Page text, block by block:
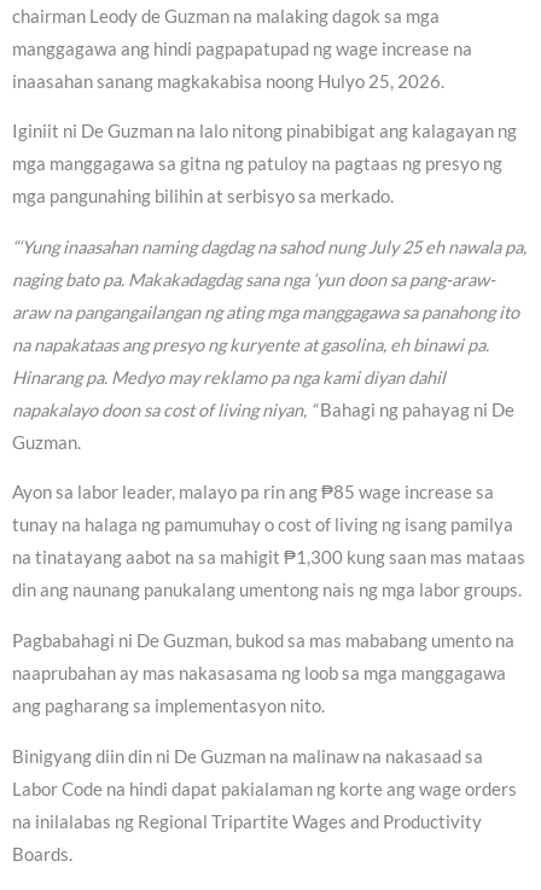
chairman Leody de Guzman na malaking dagok sa mga
manggagawa ang hindi pagpapatupad ng wage increase na
inaasahan sanang magkakabisa noong Hulyo 25, 2026.
Iginiit ni De Guzman na lalo nitong pinabibigat ang kalagayan ng
mga manggagawa sa gitna ng patuloy na pagtaas ng presyo ng
mga pangunahing bilihin at serbisyo sa merkado.
“‘Yung inaasahan naming dagdag na sahod nung July 25 eh nawala pa,
naging bato pa. Makakadagdag sana nga ‘yun doon sa pang-araw-
araw na pangangailangan ng ating mga manggagawa sa panahong ito
na napakataas ang presyo ng kuryente at gasolina, eh binawi pa.
Hinarang pa. Medyo may reklamo pa nga kami diyan dahil
napakalayo doon sa cost of living niyan, “Bahagi ng pahayag ni De
Guzman.
Ayon sa labor leader, malayo pa rin ang ₱85 wage increase sa
tunay na halaga ng pamumuhay o cost of living ng isang pamilya
na tinatayang aabot na sa mahigit ₱1,300 kung saan mas mataas
din ang naunang panukalang umentong nais ng mga labor groups.
Pagbabahagi ni De Guzman, bukod sa mas mababang umento na
naaprubahan ay mas nakasasama ng loob sa mga manggagawa
ang pagharang sa implementasyon nito.
Binigyang diin din ni De Guzman na malinaw na nakasaad sa
Labor Code na hindi dapat pakialaman ng korte ang wage orders
na inilalabas ng Regional Tripartite Wages and Productivity
Boards.